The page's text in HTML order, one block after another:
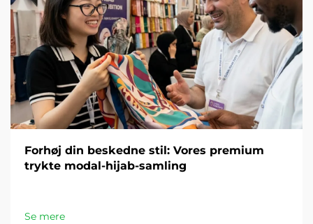
Forhøj din beskedne stil: Vores premium
trykte modal-hijab-samling
Se mere